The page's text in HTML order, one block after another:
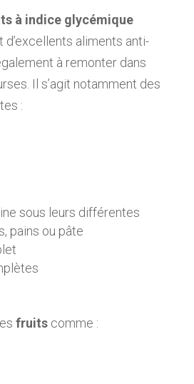
à indice glycémique
d’excellents aliments anti-
à remonter dans
Il s’agit notamment des
:
sous leurs différentes
pains ou pâte
fruitscomme :